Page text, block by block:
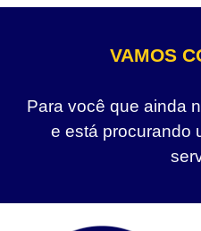
VAMOS
Para você que ainda
e está procurando